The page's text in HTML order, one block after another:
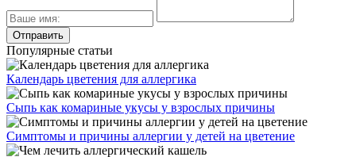
Популярные статьи
Календарь цветения для аллергика
Сыпь как комариные укусы у взрослых причины
Симптомы и причины аллергии у детей на цветение